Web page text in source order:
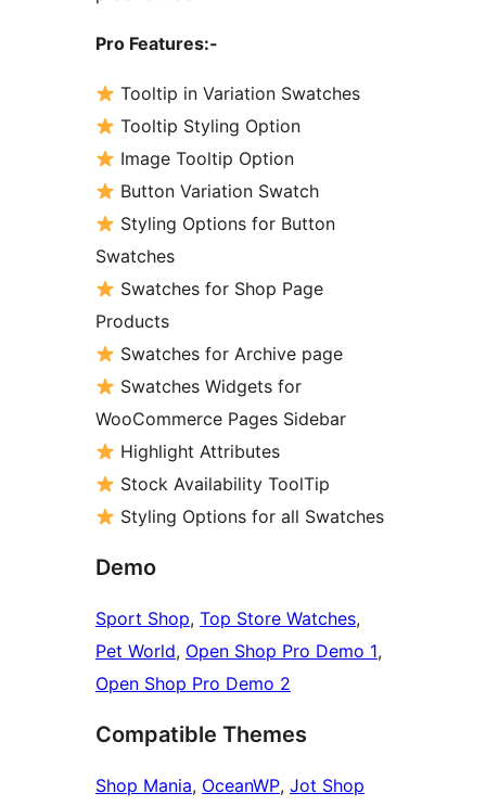
Pro Features:-
Tooltip in Variation Swatches
Tooltip Styling Option
Image Tooltip Option
Button Variation Swatch
Styling Options for Button
Swatches
Swatches for Shop Page
Products
Swatches for Archive page
Swatches Widgets for
WooCommerce Pages Sidebar
Highlight Attributes
Stock Availability ToolTip
Styling Options for all Swatches
Demo
Sport Shop, Top Store Watches,
Pet World, Open Shop Pro Demo 1,
Open Shop Pro Demo 2
Compatible Themes
Shop Mania, OceanWP, Jot Shop